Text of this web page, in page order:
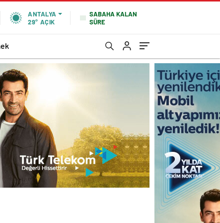
ANTALYA
29° AÇIK
SABAHA KALAN
SÜRE